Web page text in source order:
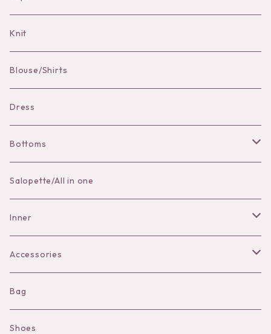
Knit
Blouse/Shirts
Dress
Bottoms
Skirt
Pants
Salopette/All in one
Inner
Bra
Shorts
Camisole
Accessories
Necklace
Pierce/Earring
Bag
Shoes